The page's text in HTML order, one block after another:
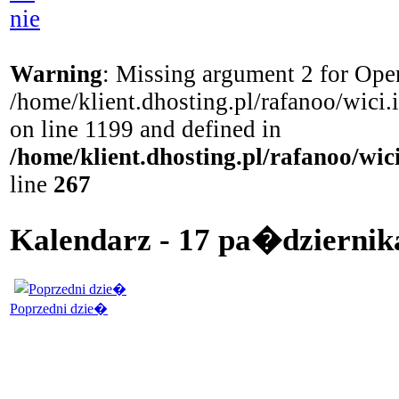
nie
Warning: Missing argument 2 for
/home/klient.dhosting.pl/rafanoo/
on line 1199 and defined in
/home/klient.dhosting.pl/rafanoo/
line 267
Kalendarz - 17
Poprzedni dzie�